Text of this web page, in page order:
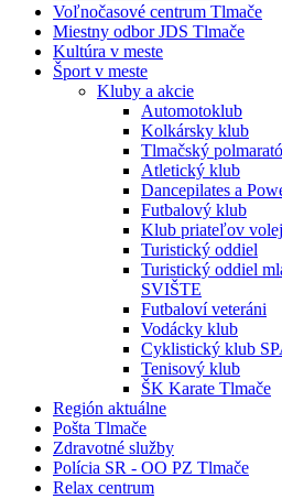
Voľnočasové centrum Tlmače
Miestny odbor JDS Tlmače
Kultúra v meste
Šport v meste
Kluby a akcie
Automotoklub
Kolkársky klub
Tlmačský
Atletický klub
Dancepilates a
Futbalový klub
Klub priateľov
Turistický oddiel
Turistický oddiel
SVIŠTE
Futbaloví veteráni
Vodácky klub
Cyklistický klub
Tenisový klub
ŠK Karate Tlmače
Región aktuálne
Pošta Tlmače
Zdravotné služby
Polícia SR - OO PZ Tlmače
Relax centrum